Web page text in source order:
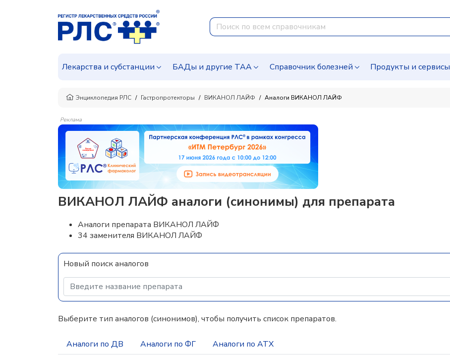
Лекарства и субстанции БАДы и другие ТАА Справочник болезней Продукты и сервисы
Энциклопедия РЛС Гастропротекторы ВИКАНОЛ ЛАЙФ Аналоги ВИКАНОЛ ЛАЙФ
Реклама
ВИКАНОЛ ЛАЙФ аналоги (синонимы) для препарата
Аналоги препарата ВИКАНОЛ ЛАЙФ
34 заменителя ВИКАНОЛ ЛАЙФ
Новый поиск аналогов
Выберите тип аналогов (синонимов), чтобы получить список препаратов.
Аналоги по ДВ Аналоги по ФГ Аналоги по АТХ